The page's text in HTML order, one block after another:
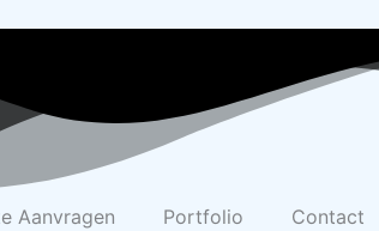
Aanvragen Portfolio Contact